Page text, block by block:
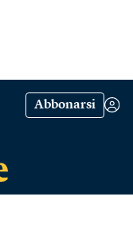
Abbonarsi